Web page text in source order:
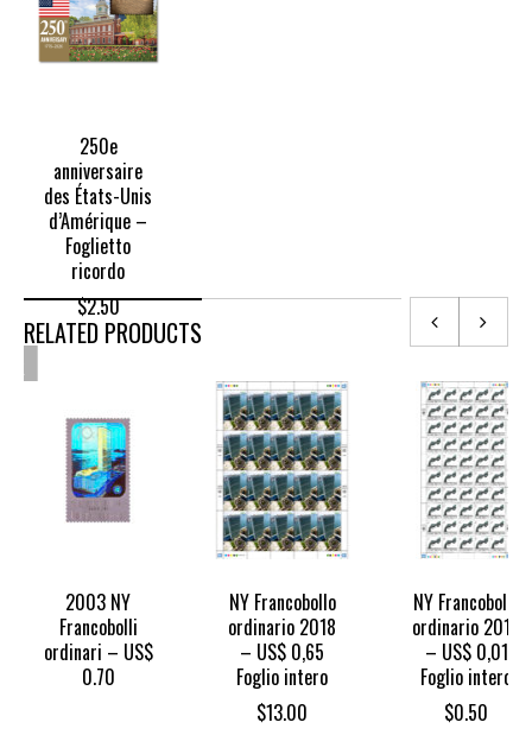
250e
anniversaire
des États-Unis
d’Amérique –
Foglietto
ricordo
$2.50
RELATED PRODUCTS
2003 NY
Francobolli
ordinari – US$
0.70
NY Francobollo
ordinario 2018
– US$ 0,65
Foglio intero
$13.00
NY Francobollo
ordinario 2018
– US$ 0,01
Foglio intero
$0.50